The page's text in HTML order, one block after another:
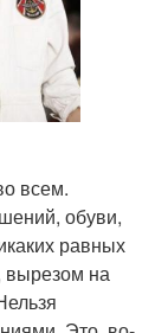
всем.
обуви,
равных
вырезом на